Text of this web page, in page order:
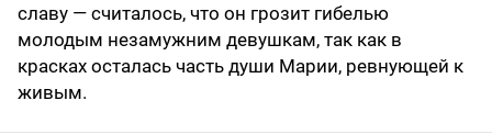
славу — считалось, что он грозит гибелью
молодым незамужним девушкам, так как в
красках осталась часть души Марии, ревнующей к
живым.